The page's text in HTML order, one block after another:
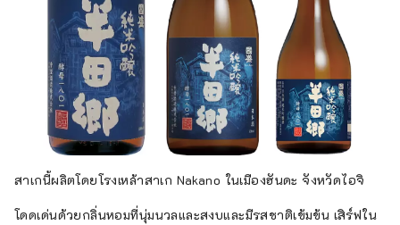
สาเกนี้ผลิตโดยโรงเหล้าสาเก Nakano ในเมืองฮันดะ จังหวัดไอจิ
โดดเด่นด้วยกลิ่นหอมที่นุ่มนวลและสงบและมีรสชาติเข้มข้น เสิร์ฟใน